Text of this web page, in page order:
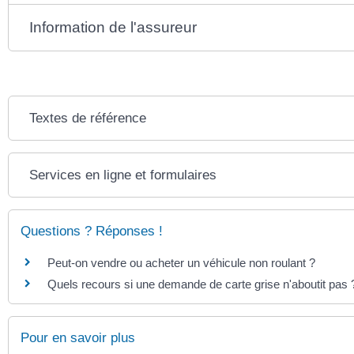
Information de l'assureur
Textes de référence
Services en ligne et formulaires
Questions ? Réponses !
Peut-on vendre ou acheter un véhicule non roulant ?
Quels recours si une demande de carte grise n'aboutit pas
Pour en savoir plus